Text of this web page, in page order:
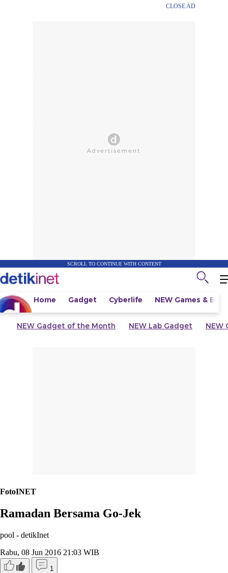
CLOSE AD
SCROLL TO CONTINUE WITH CONTENT
Home Gadget Cyberlife NEW Games &
NEW Gadget of the Month NEW Lab Gadget NEW
FotoINET
Ramadan Bersama Go-Jek
pool - detikInet
Rabu, 08 Jun 2016 21:03 WIB
1